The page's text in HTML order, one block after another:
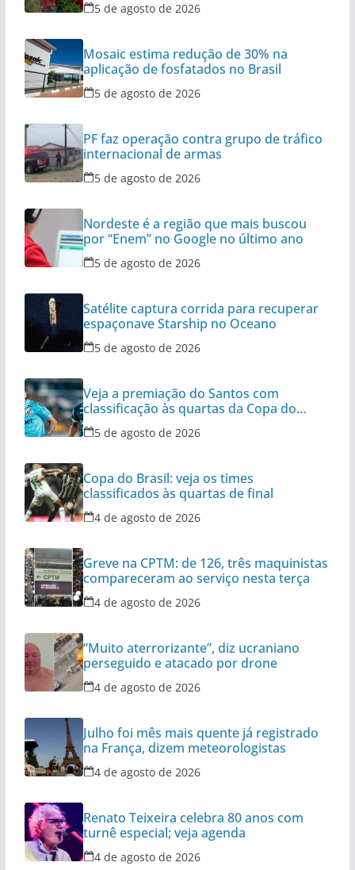
5 de agosto de 2026
Mosaic estima redução de 30% na
aplicação de fosfatados no Brasil
5 de agosto de 2026
PF faz operação contra grupo de tráfico
internacional de armas
5 de agosto de 2026
Nordeste é a região que mais buscou
por “Enem” no Google no último ano
5 de agosto de 2026
Satélite captura corrida para recuperar
espaçonave Starship no Oceano
5 de agosto de 2026
Veja a premiação do Santos com
classificação às quartas da Copa do
Brasil
5 de agosto de 2026
Copa do Brasil: veja os times
classificados às quartas de final
4 de agosto de 2026
Greve na CPTM: de 126, três maquinistas
compareceram ao serviço nesta terça
4 de agosto de 2026
“Muito aterrorizante”, diz ucraniano
perseguido e atacado por drone
4 de agosto de 2026
Julho foi mês mais quente já registrado
na França, dizem meteorologistas
4 de agosto de 2026
Renato Teixeira celebra 80 anos com
turnê especial; veja agenda
4 de agosto de 2026